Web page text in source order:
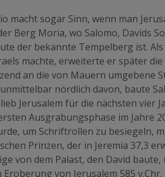
macht sogar Sinn, wenn man
Berg Moria, wo Salomo, Davids
der bekannte Tempelberg ist.
machte, erweiterte er später
an die von Mauern umgebene
nördlich davon, baute
Jerusalem für die nächsten vier
Ausgrabungsphase im Jahre
um Schriftrollen zu besiegeln,
Prinzen, der in Jeremia 37,3
von dem Palast, den David
von Jerusalem 585 v.Chr.